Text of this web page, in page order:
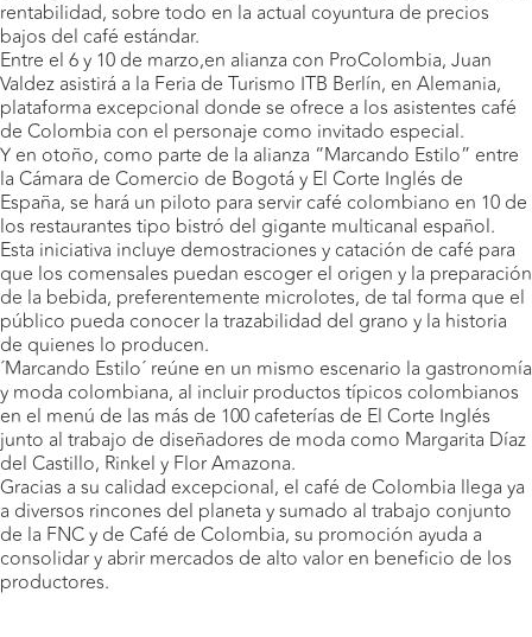
rentabilidad, sobre todo en la actual coyuntura de precios
bajos del café estándar.
Entre el 6 y 10 de marzo,en alianza con ProColombia, Juan
Valdez asistirá a la Feria de Turismo ITB Berlín, en Alemania,
plataforma excepcional donde se ofrece a los asistentes café
de Colombia con el personaje como invitado especial.
Y en otoño, como parte de la alianza “Marcando Estilo” entre
la Cámara de Comercio de Bogotá y El Corte Inglés de
España, se hará un piloto para servir café colombiano en 10 de
los restaurantes tipo bistró del gigante multicanal español.
Esta iniciativa incluye demostraciones y catación de café para
que los comensales puedan escoger el origen y la preparación
de la bebida, preferentemente microlotes, de tal forma que el
público pueda conocer la trazabilidad del grano y la historia
de quienes lo producen.
´Marcando Estilo´ reúne en un mismo escenario la gastronomía
y moda colombiana, al incluir productos típicos colombianos
en el menú de las más de 100 cafeterías de El Corte Inglés
junto al trabajo de diseñadores de moda como Margarita Díaz
del Castillo, Rinkel y Flor Amazona.
Gracias a su calidad excepcional, el café de Colombia llega ya
a diversos rincones del planeta y sumado al trabajo conjunto
de la FNC y de Café de Colombia, su promoción ayuda a
consolidar y abrir mercados de alto valor en beneficio de los
productores.